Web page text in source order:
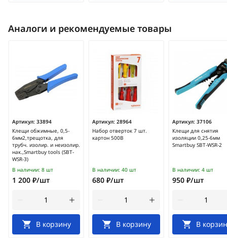
Аналоги и рекомендуемые товары
Артикул: 33894
Клещи обжимные, 0,5-
6мм2,трещотка, для
трубч. изолир. и неизолир.
нак.,Smartbuy tools (SBT-
WSR-3)
В наличии: 8 шт
1 200 ₽/шт
В корзину
Артикул: 28964
Набор отверток 7 шт.
картон 500В
В наличии: 40 шт
680 ₽/шт
В корзину
Артикул: 37106
Клещи для снятия
изоляции 0,25-6мм
Smartbuy SBT-WSR-2
В наличии: 4 шт
950 ₽/шт
В